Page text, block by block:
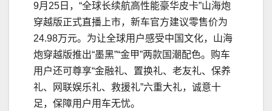
9月25日，“全球长续航高性能豪华皮卡”山海炮
穿越版正式直播上市，新车官方建议零售价为
24.98万元。为让全球用户感受中国文化，山海
炮穿越版推出“墨黑”“金甲”两款国潮配色。购车
用户还可尊享“金融礼、置换礼、老友礼、保养
礼、网联娱乐礼、救援礼”六重大礼，诚意十
足，保障用户用车无忧。